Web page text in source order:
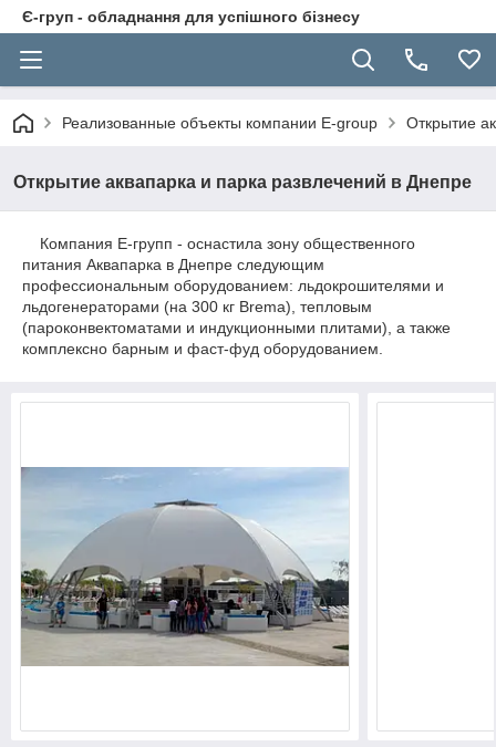
Є-груп - обладнання для успішного бізнесу
Реализованные объекты компании E-group Открытие
Открытие аквапарка и парка развлечений в Днепре
Компания Е-групп - оснастила зону общественного
питания Аквапарка в Днепре следующим
профессиональным оборудованием: льдокрошителями и
льдогенераторами (на 300 кг Brema), тепловым
(пароконвектоматами и индукционными плитами), а также
комплексно барным и фаст-фуд оборудованием.